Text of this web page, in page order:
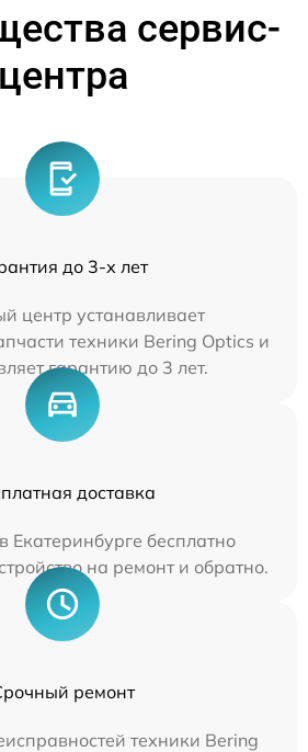
сервис-
центра
до 3-х лет
центр устанавливает
техники Bering Optics и
гарантию до 3 лет.
доставка
Екатеринбурге бесплатно
на ремонт и обратно.
ремонт
техники Bering